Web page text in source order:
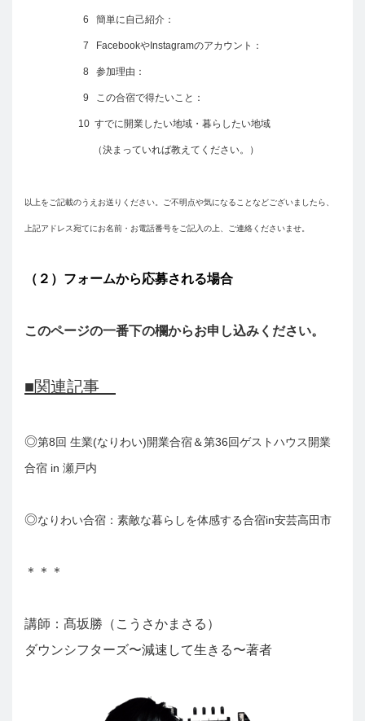
6 簡単に自己紹介：
7 FacebookやInstagramのアカウント：
8 参加理由：
9 この合宿で得たいこと：
10 すでに開業したい地域・暮らしたい地域
（決まっていれば教えてください。）
以上をご記載のうえお送りください。ご不明点や気になることなどございましたら、
上記アドレス宛てにお名前・お電話番号をご記入の上、ご連絡くださいませ。
（２）フォームから応募される場合
このページの一番下の欄からお申し込みください。
■関連記事
◎第8回 生業(なりわい)開業合宿＆第36回ゲストハウス開業
合宿 in 瀬戸内
◎なりわい合宿：素敵な暮らしを体感する合宿in安芸高田市
＊＊＊
講師：髙坂勝（こうさかまさる）
ダウンシフターズ〜減速して生きる〜著者